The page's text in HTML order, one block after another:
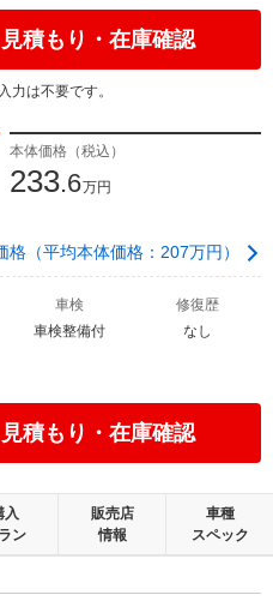
見積もり・在庫確認
力は不要です。
本体価格（税込）
233.6万円
格（平均本体価格：207万円）
車検
車検整備付
修復歴
なし
見積もり・在庫確認
入
ン
販売店
情報
車種
スペック